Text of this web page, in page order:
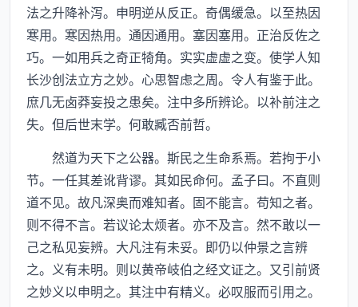
法之升降补泻。申明逆从反正。奇偶缓急。以至热因
寒用。寒因热用。通因通用。塞因塞用。正治反佐之
巧。一如用兵之奇正犄角。实实虚虚之变。使学人知
长沙创法立方之妙。心思智虑之周。令人有鉴于此。
庶几无卤莽妄投之患矣。注中多所辨论。以补前注之
失。但后世末学。何敢臧否前哲。
然道为天下之公器。斯民之生命系焉。若拘于小
节。一任其差讹背谬。其如民命何。孟子曰。不直则
道不见。故凡深奥而难知者。固不能言。苟知之者。
则不得不言。若议论太烦者。亦不及言。然不敢以一
己之私见妄辨。大凡注有未妥。即仍以仲景之言辨
之。义有未明。则以黄帝岐伯之经文证之。又引前贤
之妙义以申明之。其注中有精义。必叹服而引用之。